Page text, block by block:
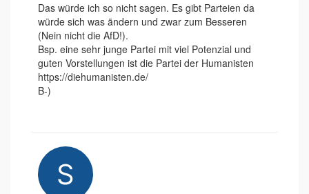
Das würde ich so nicht sagen. Es gibt Parteien da
würde sich was ändern und zwar zum Besseren
(Nein nicht die AfD!).
Bsp. eine sehr junge Partei mit viel Potenzial und
guten Vorstellungen ist die Partei der Humanisten
https://diehumanisten.de/
B-)